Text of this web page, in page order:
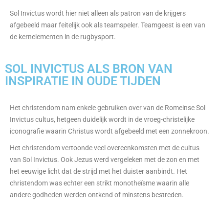
Sol Invictus wordt hier niet alleen als patron van de krijgers
afgebeeld maar feitelijk ook als teamspeler. Teamgeest is een van
de kernelementen in de rugbysport.
SOL INVICTUS ALS BRON VAN
INSPIRATIE IN OUDE TIJDEN
Het christendom nam enkele gebruiken over van de Romeinse Sol
Invictus cultus, hetgeen duidelijk wordt in de vroeg-christelijke
iconografie waarin Christus wordt afgebeeld met een zonnekroon.
Het christendom vertoonde veel overeenkomsten met de cultus
van Sol Invictus. Ook Jezus werd vergeleken met de zon en met
het eeuwige licht dat de strijd met het duister aanbindt. Het
christendom was echter een strikt monotheïsme waarin alle
andere godheden werden ontkend of minstens bestreden.